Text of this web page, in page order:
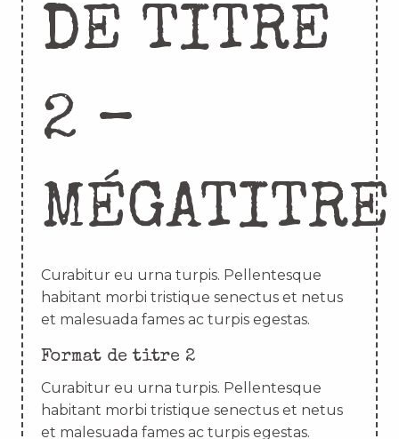
DE TITRE
2 –
MÉGATITRE
Curabitur eu urna turpis. Pellentesque
habitant morbi tristique senectus et netus
et malesuada fames ac turpis egestas.
Format de titre 2
Curabitur eu urna turpis. Pellentesque
habitant morbi tristique senectus et netus
et malesuada fames ac turpis egestas.